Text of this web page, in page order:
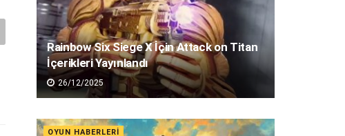
Rainbow Six Siege X İçin Attack on Titan
İçerikleri Yayınlandı
26/12/2025
OYUN HABERLERI